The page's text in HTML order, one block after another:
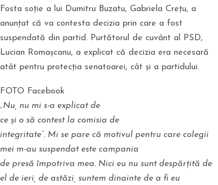
Fosta soție a lui Dumitru Buzatu, Gabriela Crețu, a
anunțat că va contesta decizia prin care a fost
suspendată din partid. Purtătorul de cuvânt al PSD,
Lucian Romașcanu, a explicat că decizia era necesară
atât pentru protecția senatoarei, cât și a partidului.
FOTO Facebook
„Nu, nu mi s-a explicat de
ce și o să contest la comisia de
integritate”. Mi se pare că motivul pentru care colegii
mei m-au suspendat este campania
de presă împotriva mea. Nici eu nu sunt despărțită de
el de ieri, de astăzi, suntem dinainte de a fi eu